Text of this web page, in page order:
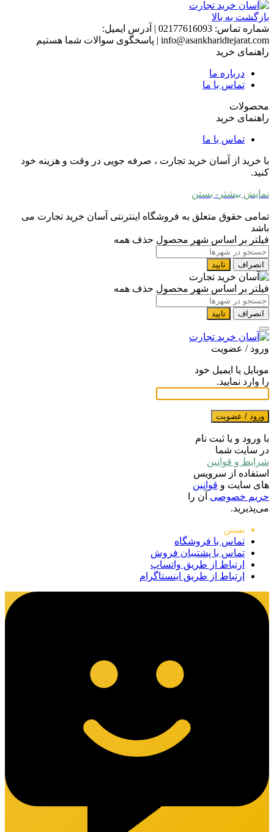
بازگشت به بالا
شماره تماس: 02177616093
| آدرس ایمیل:
info@asankharidtejarat.com
| پاسخگوی سوالات شما هستیم
راهنمای خرید
درباره ما
تماس با ما
محصولات
راهنمای خرید
تماس با ما
با خرید از آسان خرید تجارت ، صرفه جویی در وقت و هزینه خود
کنید.
نمایش بیشتر - بستن
تمامی حقوق متعلق به فروشگاه اینترنتی آسان خرید تجارت می
باشد
فیلتر بر اساس شهر محصول حذف همه
انصراف تایید
فیلتر بر اساس شهر محصول حذف همه
انصراف تایید
ورود / عضویت
موبایل یا ایمیل خود
را وارد نمایید.
ورود / عضویت
با ورود و یا ثبت نام
در سایت شما
شرایط و قوانین
استفاده از سرویس
های سایت و قوانین
حریم خصوصی آن را
می‌پذیرید.
بستن
تماس با فروشگاه
تماس با پشتیبان فروش
ارتباط از طریق واتساپ
ارتباط از طریق اینستاگرام